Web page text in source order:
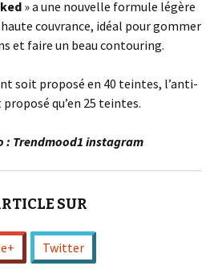
» a une nouvelle formule légère
couvrance, idéal pour gommer
et faire un beau contouring.
soit proposé en 40 teintes, l’anti-
proposé qu’en 25 teintes.
: Trendmood1 instagram
SUR
Twitter